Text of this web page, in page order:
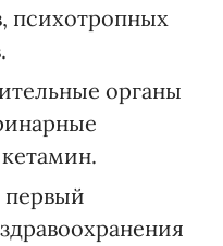
психотропных
органы
первый